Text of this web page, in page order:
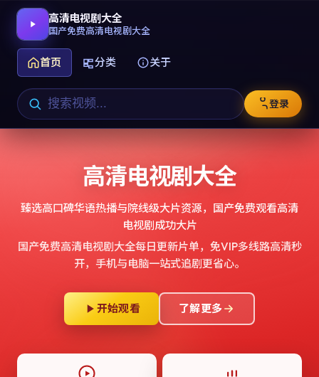
高清电视剧大全
国产免费高清电视剧大全
首页 分类 关于
登录
高清电视剧大全
臻选高口碑华语热播与院线级大片资源， 国产免费观看高清
电视剧成功大片
国产免费高清电视剧大全每日更新片单，免VIP多线路高清秒
开，手机与电脑一站式追剧更省心。
开始观看 了解更多